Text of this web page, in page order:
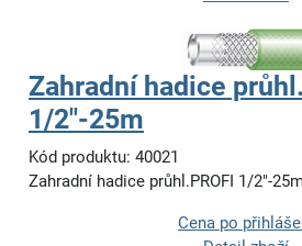
Zahradní hadice
1/2"-25m
Kód produktu: 40021
Zahradní hadice průhl.PROFI 1/2"-
Cena po